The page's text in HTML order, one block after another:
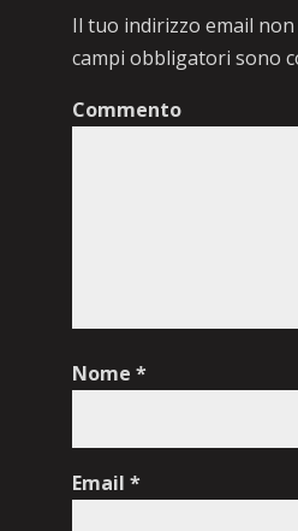
Il tuo indirizzo email
campi obbligatori sono
Commento
Nome *
Email *